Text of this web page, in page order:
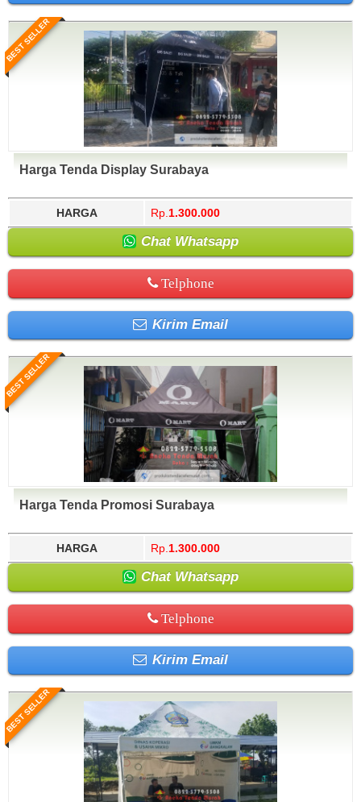
BEST SELLER
Harga Tenda Display Surabaya
HARGA Rp. 1.300.000
Chat Whatsapp
Telphone
Kirim Email
BEST SELLER
Harga Tenda Promosi Surabaya
HARGA Rp. 1.300.000
Chat Whatsapp
Telphone
Kirim Email
BEST SELLER